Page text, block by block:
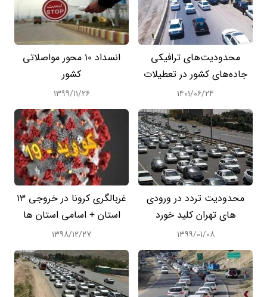
محدودیت‌های ترافیکی
جاده‌های کشور در تعطیلات
۱۴۰۱/۰۶/۲۴
انسداد 10 محور مواصلاتی
کشور
۱۳۹۹/۱۱/۲۶
محدودیت تردد در ورودی
های تهران کلید خورد
۱۳۹۹/۰۱/۰۸
غربالگری کرونا در خروجی 13
استان + اسامی استان ها
۱۳۹۸/۱۲/۲۷